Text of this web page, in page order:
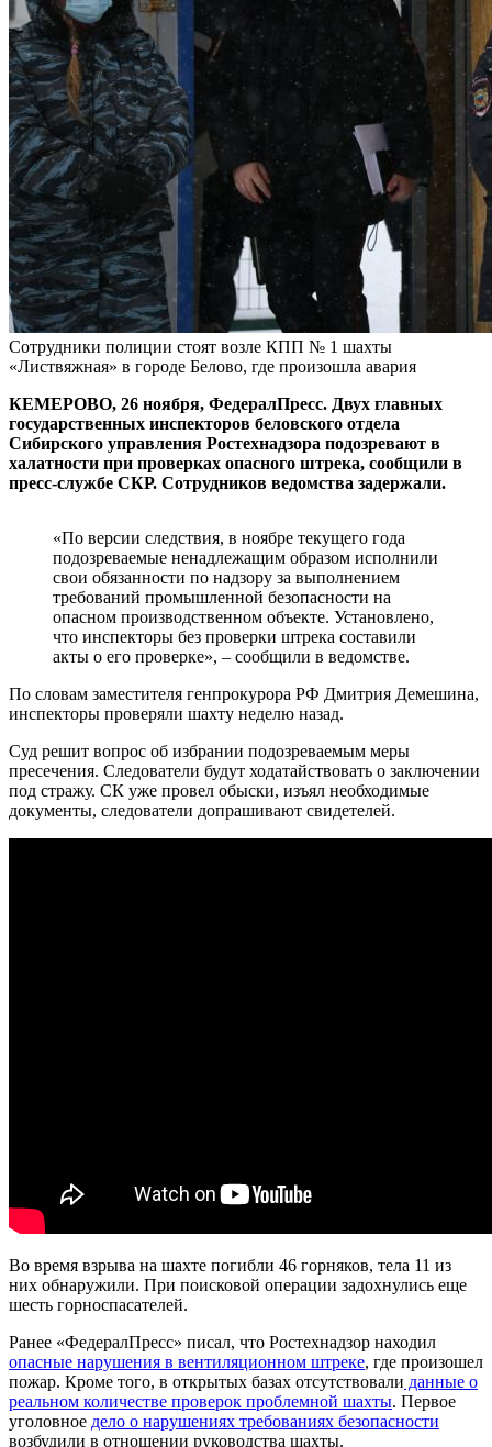
Сотрудники полиции стоят возле КПП № 1 шахты
«Листвяжная» в городе Белово, где произошла авария
КЕМЕРОВО, 26 ноября, ФедералПресс. Двух главных
государственных инспекторов беловского отдела
Сибирского управления Ростехнадзора подозревают в
халатности при проверках опасного штрека, сообщили в
пресс-службе СКР. Сотрудников ведомства задержали.
«По версии следствия, в ноябре текущего года
подозреваемые ненадлежащим образом исполнили
свои обязанности по надзору за выполнением
требований промышленной безопасности на
опасном производственном объекте. Установлено,
что инспекторы без проверки штрека составили
акты о его проверке», – сообщили в ведомстве.
По словам заместителя генпрокурора РФ Дмитрия Демешина,
инспекторы проверяли шахту неделю назад.
Суд решит вопрос об избрании подозреваемым меры
пресечения. Следователи будут ходатайствовать о заключении
под стражу. СК уже провел обыски, изъял необходимые
документы, следователи допрашивают свидетелей.
Во время взрыва на шахте погибли 46 горняков, тела 11 из
них обнаружили. При поисковой операции задохнулись еще
шесть горноспасателей.
Ранее «ФедералПресс» писал, что Ростехнадзор находил
опасные нарушения в вентиляционном штреке, где произошел
пожар. Кроме того, в открытых базах отсутствовали данные о
реальном количестве проверок проблемной шахты. Первое
уголовное дело о нарушениях требованиях безопасности
возбудили в отношении руководства шахты.